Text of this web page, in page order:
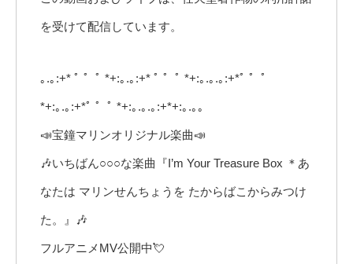
を受けて配信しています。
｡.｡:+* ﾟ ゜ﾟ *+:｡.｡:+* ﾟ ゜ﾟ *+:｡.｡.｡:+*ﾟ ゜ﾟ
*+:｡.｡:+*ﾟ ゜ﾟ *+:｡.｡.｡:+*+:｡.｡｡
📣宝鐘マリンオリジナル楽曲📣
🎶いちばん○○○な楽曲『I’m Your Treasure Box ＊あ
なたは マリンせんちょうを たからばこからみつけ
た。』🎶
フルアニメMV公開中💘